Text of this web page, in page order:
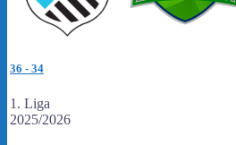
36 - 34
1. Liga
2025/2026